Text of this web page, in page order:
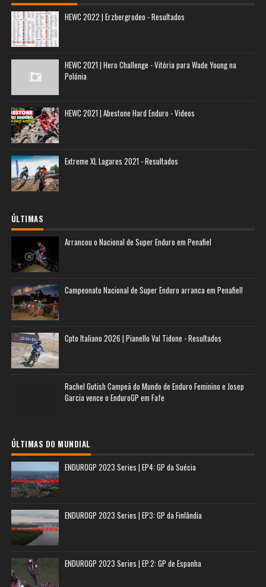
HEWC 2022 | Erzbergrodeo - Resultados
HEWC 2021 | Hero Challenge - Vitória para Wade Young na
Polónia
HEWC 2021 | Abestone Hard Enduro - Videos
Extreme XL Lagares 2021 - Resultados
ÚLTIMAS
Arrancou o Nacional de Super Enduro em Penafiel
Campeonato Nacional de Super Enduro arranca em Penafiel!
Cpto Italiano 2026 | Pianello Val Tidone - Resultados
Rachel Gutish Campeã do Mundo de Enduro Feminino e Josep
Garcia vence o EnduroGP em Fafe
ÚLTIMAS DO MUNDIAL
ENDUROGP 2023 Series | EP4: GP da Suécia
ENDUROGP 2023 Series | EP3: GP da Finlândia
ENDUROGP 2023 Series | EP.2: GP de Espanha